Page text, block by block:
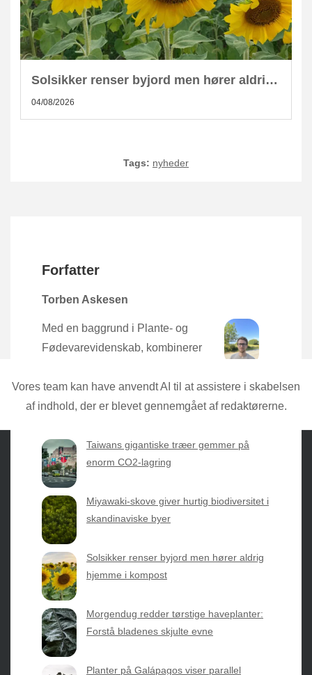
Solsikker renser byjord men hører aldrig hjemme i kompost
04/08/2026
Tags: nyheder
Forfatter
Torben Askesen
Med en baggrund i Plante- og
Fødevarevidenskab, kombinerer
praktisk erfaring direkte fra mulden.
Taiwans gigantiske træer gemmer på
enorm CO2-lagring
Miyawaki-skove giver hurtig biodiversitet i
skandinaviske byer
Solsikker renser byjord men hører aldrig
hjemme i kompost
Morgendug redder tørstige haveplanter:
Forstå bladenes skjulte evne
Planter på Galápagos viser parallel
Vores team kan have anvendt AI til at assistere i skabelsen
af indhold, der er blevet gennemgået af redaktørerne.
Sæsonvis
- Din foretrukne kilde til alt inden for
havearbejde og botanik. Få jordnære råd, spændende
nyheder fra botanikkens verden og nemme genveje til
sæsonens grønne glæder.
2026 © Web Atelier ApS